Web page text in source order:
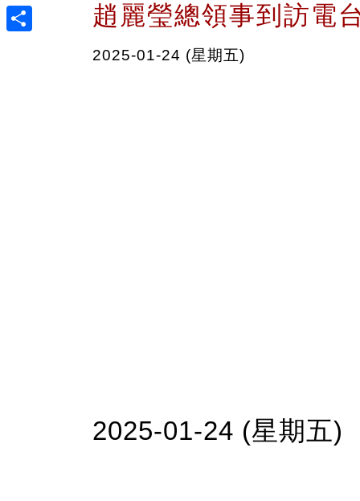
Pinterest 趙麗瑩總領事到訪電
2025-01-24 (星期五)
2025-01-24 (星期五)